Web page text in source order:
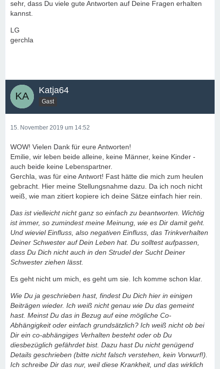
sehr, dass Du viele gute Antworten auf Deine Fragen erhalten
kannst.
LG
gerchla
Katja64
Gast
15. November 2019 um 14:52
WOW! Vielen Dank für eure Antworten!
Emilie, wir leben beide alleine, keine Männer, keine Kinder -
auch beide keine Lebenspartner.
Gerchla, was für eine Antwort! Fast hätte die mich zum heulen
gebracht. Hier meine Stellungsnahme dazu. Da ich noch nicht
weiß, wie man zitiert kopiere ich deine Sätze einfach hier rein.
Das ist vielleicht nicht ganz so einfach zu beantworten. Wichtig
ist immer, so zumindest meine Meinung, wie es Dir damit geht.
Und wieviel Einfluss, also negativen Einfluss, das Trinkverhalten
Deiner Schwester auf Dein Leben hat. Du solltest aufpassen,
dass Du Dich nicht auch in den Strudel der Sucht Deiner
Schwester ziehen lässt.
Es geht nicht um mich, es geht um sie. Ich komme schon klar.
Wie Du ja geschrieben hast, findest Du Dich hier in einigen
Beiträgen wieder. Ich weiß nicht genau wie Du das gemeint
hast. Meinst Du das in Bezug auf eine mögliche Co-
Abhängigkeit oder einfach grundsätzlich? Ich weiß nicht ob bei
Dir ein co-abhängiges Verhalten besteht oder ob Du
diesbezüglich gefährdet bist. Dazu hast Du nicht genügend
Details geschrieben (bitte nicht falsch verstehen, kein Vorwurf!).
Ich schreibe Dir das nur, weil diese Krankheit, und das wirklich